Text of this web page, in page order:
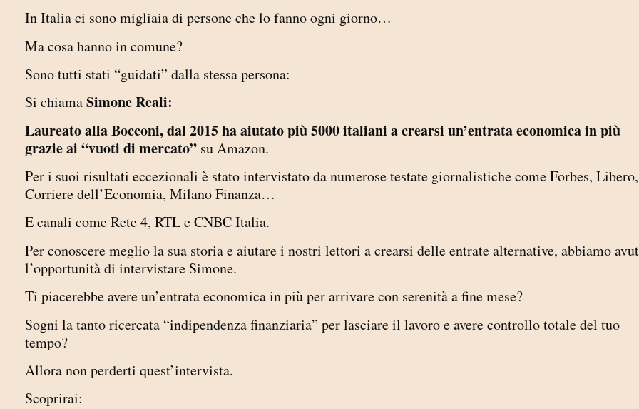
In Italia ci sono migliaia di persone che lo fanno ogni giorno…
Ma cosa hanno in comune?
Sono tutti stati “guidati” dalla stessa persona:
Si chiamaSimone Reali:
Laureato alla Bocconi, dal 2015 ha aiutato più 5000 italiani a crearsi un’entrata economica in più
grazie ai “vuoti di mercato” su Amazon.
Per i suoi risultati eccezionali è stato intervistato da numerose testate giornalistiche come Forbes,
Corriere dell’Economia, Milano Finanza…
E canali come Rete 4, RTL e CNBC Italia.
Per conoscere meglio la sua storia e aiutare i nostri lettori a crearsi delle entrate alternative, abbiamo
l’opportunità di intervistare Simone.
Ti piacerebbe avere un’entrata economica in più per arrivare con serenità a fine mese?
Sogni la tanto ricercata “indipendenza finanziaria” per lasciare il lavoro e avere controllo totale del tuo
tempo?
Allora non perderti quest’intervista.
Scoprirai: